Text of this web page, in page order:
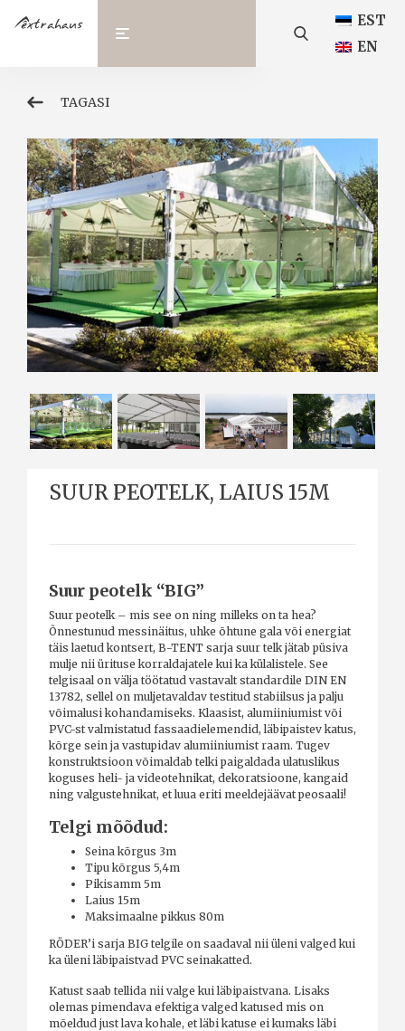
EST
EN
TAGASI
SUUR PEOTELK, LAIUS 15M
Suur peotelk “BIG”
Suur peotelk – mis see on ning milleks on ta hea?
Õnnestunud messinäitus, uhke õhtune gala või energiat
täis laetud kontsert, B-TENT sarja suur telk jätab püsiva
mulje nii ürituse korraldajatele kui ka külalistele. See
telgisaal on välja töötatud vastavalt standardile DIN EN
13782, sellel on muljetavaldav testitud stabiilsus ja palju
võimalusi kohandamiseks. Klaasist, alumiiniumist või
PVC-st valmistatud fassaadielemendid, läbipaistev katus,
kõrge sein ja vastupidav alumiiniumist raam. Tugev
konstruktsioon võimaldab telki paigaldada ulatuslikus
koguses heli- ja videotehnikat, dekoratsioone, kangaid
ning valgustehnikat, et luua eriti meeldejäävat peosaali!
Telgi mõõdud:
Seina kõrgus 3m
Tipu kõrgus 5,4m
Pikisamm 5m
Laius 15m
Maksimaalne pikkus 80m
RÖDER’i sarja BIG telgile on saadaval nii üleni valged kui
ka üleni läbipaistvad PVC seinakatted.
Katust saab tellida nii valge kui läbipaistvana. Lisaks
olemas pimendava efektiga valged katused mis on
mõeldud just lava kohale, et läbi katuse ei kumaks läbi